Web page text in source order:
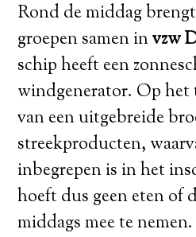
Rond de middag
groepen samen invzw
schip heeft een
windgenerator. Op het
van een uitgebreide
streekproducten,
inbegrepen is in het
hoeft dus geen eten of
middags mee te nemen.